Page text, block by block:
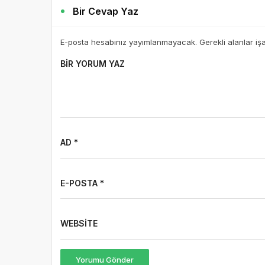
Bir Cevap Yaz
E-posta hesabınız yayımlanmayacak. Gerekli alanlar
BIR YORUM YAZ
AD *
E-POSTA *
WEBSITE
Yorumu Gönder